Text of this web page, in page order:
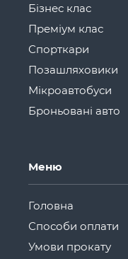
Бізнес клас
Преміум клас
Спорткари
Позашляховики
Мікроавтобуси
Броньовані авто
Меню
Головна
Способи оплати
Умови прокату